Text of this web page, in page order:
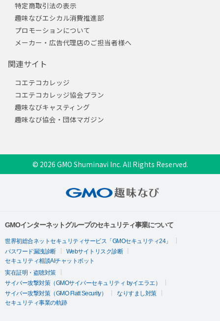
特定商取引法の表示
趣味なびエシカル消費推進部
プロモーションについて
メーカー・広告代理店のご担当者様へ
関連サイト
コエテコカレッジ
コエテコカレッジ協会プラン
趣味なびキャスティング
趣味なび協会・団体マガジン
© 2026 GMO Shuminavi Inc. All Rights Reserved.